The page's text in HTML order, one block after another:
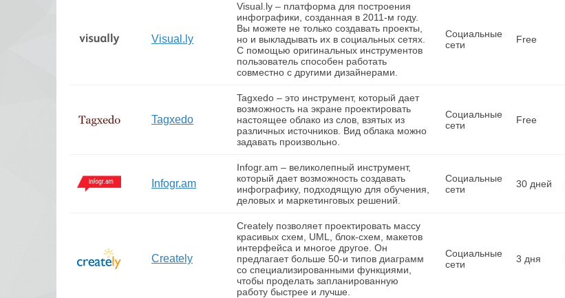
Visual.ly
Visual.ly – платформа для построения
инфографики, созданная в 2011-м году.
Вы можете не только создавать проекты,
но и выкладывать их в социальных сетях.
С помощью оригинальных инструментов
пользователь способен работать
совместно с другими дизайнерами.
Социальные
сети
Free
Tagxedo
Tagxedo – это инструмент, который дает
возможность на экране проектировать
настоящее облако из слов, взятых из
различных источников. Вид облака можно
задавать произвольно.
Социальные
сети
Free
Infogr.am
Infogr.am – великолепный инструмент,
который дает возможность создавать
инфографику, подходящую для обучения,
деловых и маркетинговых решений.
Социальные
сети
30 дней
Creately
Creately позволяет проектировать массу
красивых схем, UML, блок-схем, макетов
интерфейса и многое другое. Он
предлагает больше 50-и типов диаграмм
со специализированными функциями,
чтобы проделать запланированную
работу быстрее и лучше.
Социальные
сети
3 дня